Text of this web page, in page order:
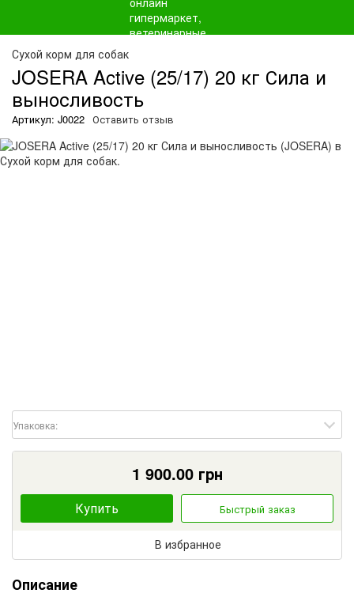
Сухой корм для собак
JOSERA Active (25/17) 20 кг Сила и
выносливость
Артикул: J0022 Оставить отзыв
Упаковка:
1 900.00грн
Купить Быстрый заказ
В избранное
Описание